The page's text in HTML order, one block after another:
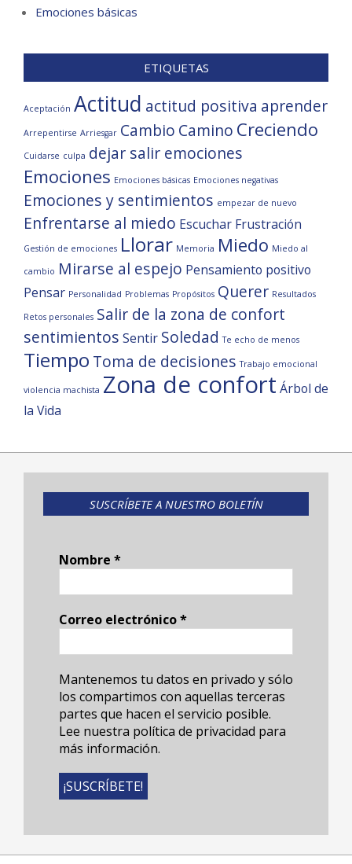
Emociones básicas
ETIQUETAS
Aceptación Actitud actitud positiva aprender
Arrepentirse Arriesgar Cambio Camino Creciendo
Cuidarse culpa dejar salir emociones
Emociones Emociones básicas Emociones negativas
Emociones y sentimientos empezar de nuevo
Enfrentarse al miedo Escuchar Frustración
Gestión de emociones Llorar Memoria Miedo Miedo al
cambio Mirarse al espejo Pensamiento positivo
Pensar Personalidad Problemas Propósitos Querer Resultados
Retos personales Salir de la zona de confort
sentimientos Sentir Soledad Te echo de menos
Tiempo Toma de decisiones Trabajo emocional
violencia machista Zona de confort Árbol de
la Vida
SUSCRÍBETE A NUESTRO BOLETÍN
Nombre *
Correo electrónico*
Mantenemos tu datos en privado y sólo
los compartimos con aquellas terceras
partes que hacen el servicio posible.
Lee nuestra política de privacidad para
más información.